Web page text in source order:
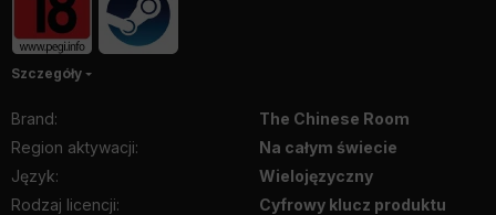
Szczegóły
Brand:
The Chinese Room
Region aktywacji:
Na całym świecie
Język:
Wielojęzyczny
Rodzaj licencji:
Cyfrowy klucz produktu